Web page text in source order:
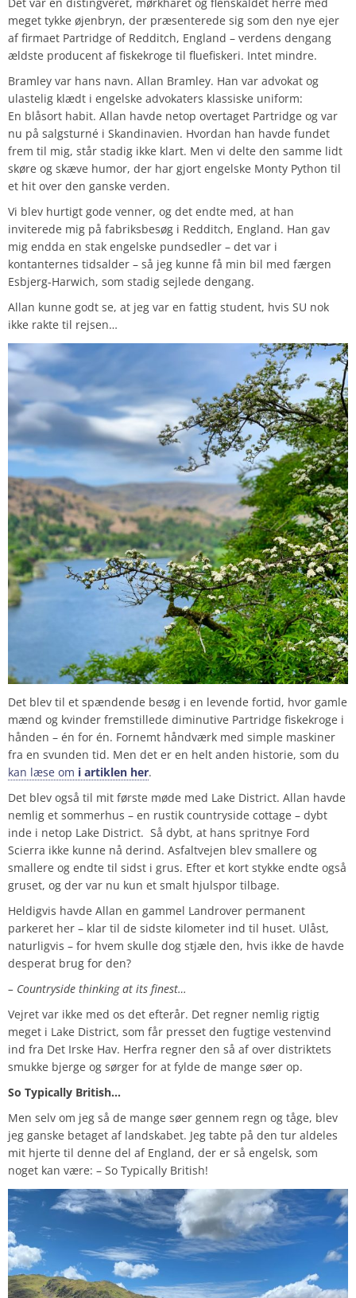
Det var en distingveret, mørkhåret og flenskaldet herre med
meget tykke øjenbryn, der præsenterede sig som den nye ejer
af firmaet Partridge of Redditch, England – verdens dengang
ældste producent af fiskekroge til fluefiskeri. Intet mindre.
Bramley var hans navn. Allan Bramley. Han var advokat og
ulastelig klædt i engelske advokaters klassiske uniform:
En blåsort habit. Allan havde netop overtaget Partridge og var
nu på salgsturné i Skandinavien. Hvordan han havde fundet
frem til mig, står stadig ikke klart. Men vi delte den samme lidt
skøre og skæve humor, der har gjort engelske Monty Python til
et hit over den ganske verden.
Vi blev hurtigt gode venner, og det endte med, at han
inviterede mig på fabriksbesøg i Redditch, England. Han gav
mig endda en stak engelske pundsedler – det var i
kontanternes tidsalder – så jeg kunne få min bil med færgen
Esbjerg-Harwich, som stadig sejlede dengang.
Allan kunne godt se, at jeg var en fattig student, hvis SU nok
ikke rakte til rejsen…
Det blev til et spændende besøg i en levende fortid, hvor gamle
mænd og kvinder fremstillede diminutive Partridge fiskekroge i
hånden – én for én. Fornemt håndværk med simple maskiner
fra en svunden tid. Men det er en helt anden historie, som du
kan læse om i artiklen her.
Det blev også til mit første møde med Lake District. Allan havde
nemlig et sommerhus – en rustik countryside cottage – dybt
inde i netop Lake District. Så dybt, at hans spritnye Ford
Scierra ikke kunne nå derind. Asfaltvejen blev smallere og
smallere og endte til sidst i grus. Efter et kort stykke endte også
gruset, og der var nu kun et smalt hjulspor tilbage.
Heldigvis havde Allan en gammel Landrover permanent
parkeret her – klar til de sidste kilometer ind til huset. Ulåst,
naturligvis – for hvem skulle dog stjæle den, hvis ikke de havde
desperat brug for den?
– Countryside thinking at its finest…
Vejret var ikke med os det efterår. Det regner nemlig rigtig
meget i Lake District, som får presset den fugtige vestenvind
ind fra Det Irske Hav. Herfra regner den så af over distriktets
smukke bjerge og sørger for at fylde de mange søer op.
So Typically British…
Men selv om jeg så de mange søer gennem regn og tåge, blev
jeg ganske betaget af landskabet. Jeg tabte på den tur aldeles
mit hjerte til denne del af England, der er så engelsk, som
noget kan være: – So Typically British!